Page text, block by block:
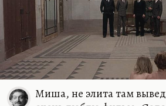
Миша, не элита там